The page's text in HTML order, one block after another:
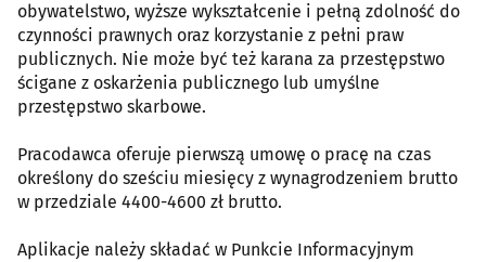
obywatelstwo, wyższe wykształcenie i pełną zdolność do
czynności prawnych oraz korzystanie z pełni praw
publicznych. Nie może być też karana za przestępstwo
ścigane z oskarżenia publicznego lub umyślne
przestępstwo skarbowe.
Pracodawca oferuje pierwszą umowę o pracę na czas
określony do sześciu miesięcy z wynagrodzeniem brutto
w przedziale 4400-4600 zł brutto.
Aplikacje należy składać w Punkcie Informacyjnym